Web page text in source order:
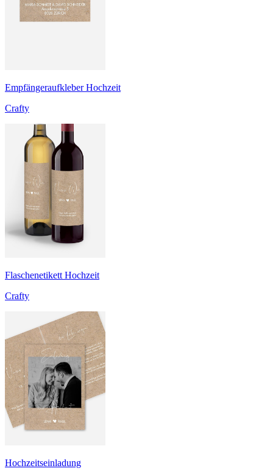
Empfängeraufkleber Hochzeit
Crafty
Flaschenetikett Hochzeit
Crafty
Hochzeitseinladung